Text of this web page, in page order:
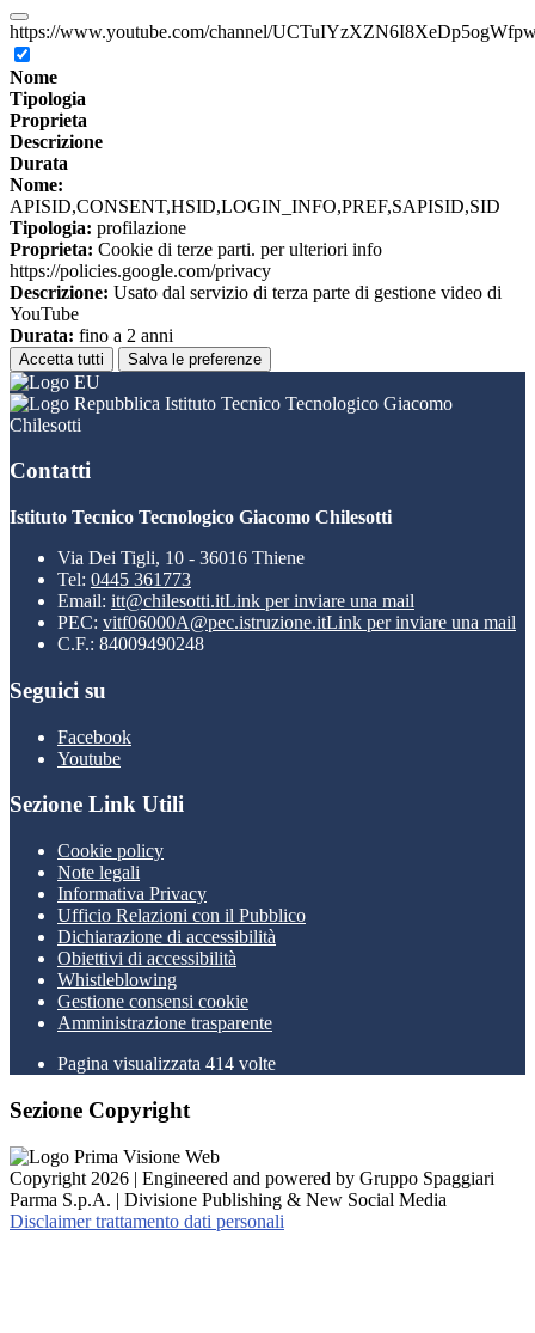
https://www.youtube.com/channel/
Nome
Tipologia
Proprieta
Descrizione
Durata
Nome:
APISID,CONSENT,HSID,LOGIN_INFO,PREF,SAPISID,SID
Tipologia: profilazione
Proprieta: Cookie di terze parti. per ulteriori info
https://policies.google.com/privacy
Descrizione: Usato dal servizio di terza parte di gestione video di
YouTube
Durata: fino a 2 anni
Accetta tutti Salva le preferenze
Istituto Tecnico Tecnologico Giacomo
Chilesotti
Contatti
Istituto Tecnico Tecnologico Giacomo Chilesotti
Via Dei Tigli, 10 - 36016 Thiene
Tel: 0445 361773
Email: itt@chilesotti.itLink per inviare una mail
PEC: vitf06000A@pec.istruzione.itLink per inviare una mail
C.F.: 84009490248
Seguici su
Facebook
Youtube
Sezione Link Utili
Cookie policy
Note legali
Informativa Privacy
Ufficio Relazioni con il Pubblico
Dichiarazione di accessibilità
Obiettivi di accessibilità
Whistleblowing
Gestione consensi cookie
Amministrazione trasparente
Pagina visualizzata 414 volte
Sezione Copyright
Copyright 2026 | Engineered and powered by Gruppo Spaggiari
Parma S.p.A. | Divisione Publishing & New Social Media
Disclaimer trattamento dati personali